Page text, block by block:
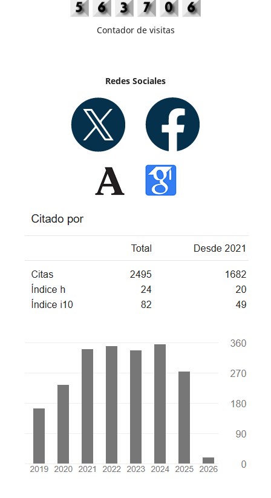
Contador de visitas
Redes Sociales